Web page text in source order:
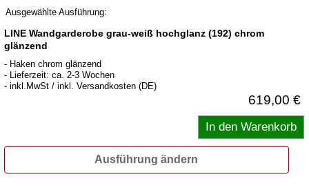
Ausgewählte Ausführung:
LINE Wandgarderobe grau-weiß hochglanz (192) chrom
glänzend
- Haken chrom glänzend
- Lieferzeit: ca. 2-3 Wochen
- inkl.MwSt / inkl. Versandkosten (DE)
619,00 €
Ausführung ändern